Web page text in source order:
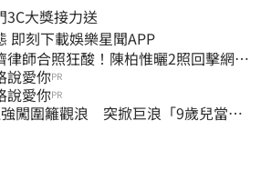
大獎接力送
一手掌握明星動態 即刻下載娛樂星聞APP
律師合照狂酸！陳柏惟曬2照回擊網笑
說愛你PR
說愛你PR
闖圍籬觀浪 突掀巨浪「9歲兒當場